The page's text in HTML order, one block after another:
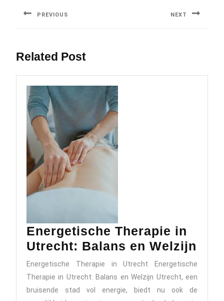
PREVIOUS NEXT
Related Post
Energetische Therapie in
Utrecht: Balans en Welzijn
in
Energetische Therapie in Utrecht Energetische
Therapie in Utrecht: Balans en Welzijn Utrecht, een
bruisende stad vol energie, biedt nu ook de